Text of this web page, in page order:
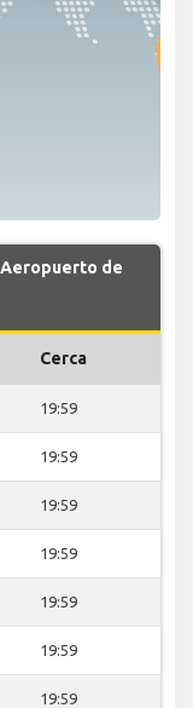
Aeropuerto de
Cerca
19:59
19:59
19:59
19:59
19:59
19:59
19:59